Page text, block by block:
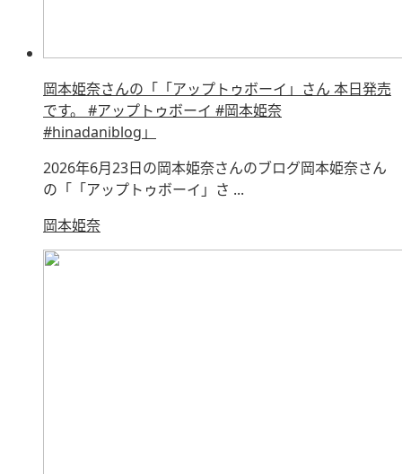
岡本姫奈さんの「「アップトゥボーイ」さん 本日発売
です。 #アップトゥボーイ #岡本姫奈
#hinadaniblog」
2026年6月23日の岡本姫奈さんのブログ岡本姫奈さん
の「「アップトゥボーイ」さ ...
岡本姫奈